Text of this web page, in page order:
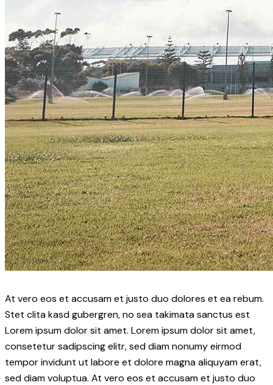
At vero eos et accusam et justo duo dolores et ea rebum.
Stet clita kasd gubergren, no sea takimata sanctus est
Lorem ipsum dolor sit amet. Lorem ipsum dolor sit amet,
consetetur sadipscing elitr, sed diam nonumy eirmod
tempor invidunt ut labore et dolore magna aliquyam erat,
sed diam voluptua. At vero eos et accusam et justo duo